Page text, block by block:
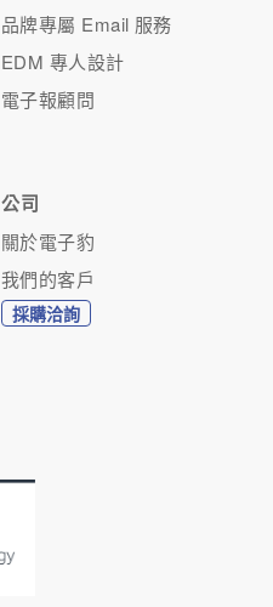
品牌專屬 Email 服務
EDM 專人設計
電子報顧問
公司
關於電子豹
我們的客戶
採購洽詢